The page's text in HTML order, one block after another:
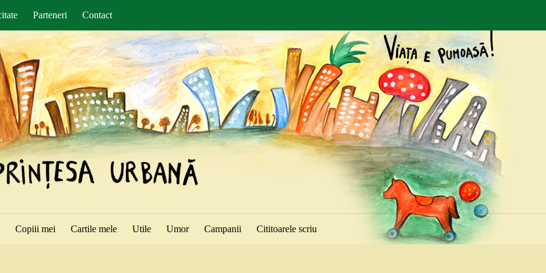
Parteneri Contact
Copiii mei Cartile mele Utile Umor Campanii Cititoarele scriu